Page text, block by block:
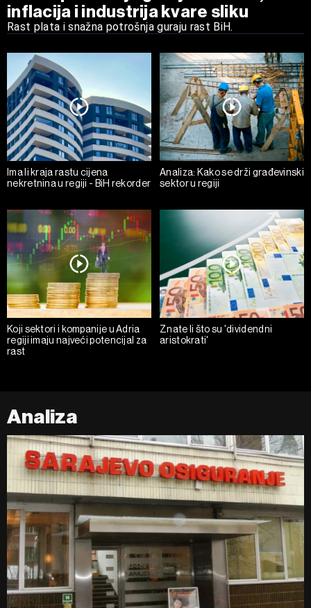
inflacija i industrija kvare sliku
Rast plata i snažna potrošnja guraju rast BiH.
Ima li kraja rastu cijena
nekretnina u regiji - BiH rekorder
Analiza: Kako se drži građevinski
sektor u regiji
Koji sektori i kompanije u Adria
regiji imaju najveći potencijal za
rast
Znate li što su 'dividendni
aristokrati'
Analiza